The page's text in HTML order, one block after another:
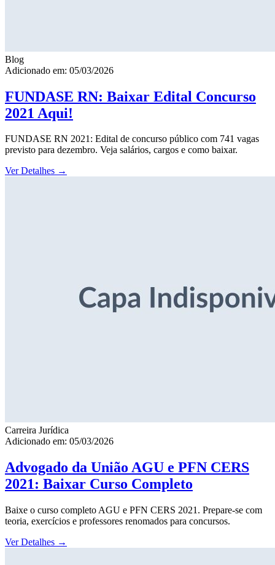
Blog
Adicionado em: 05/03/2026
FUNDASE RN: Baixar Edital Concurso
2021 Aqui!
FUNDASE RN 2021: Edital de concurso público com 741 vagas
previsto para dezembro. Veja salários, cargos e como baixar.
Ver Detalhes →
Carreira Jurídica
Adicionado em: 05/03/2026
Advogado da União AGU e PFN CERS
2021: Baixar Curso Completo
Baixe o curso completo AGU e PFN CERS 2021. Prepare-se com
teoria, exercícios e professores renomados para concursos.
Ver Detalhes →